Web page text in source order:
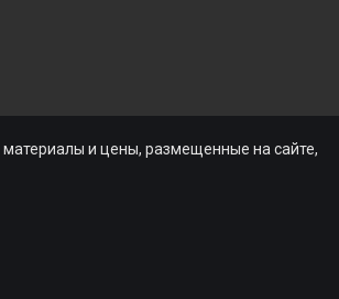
и цены, размещенные на сайте,